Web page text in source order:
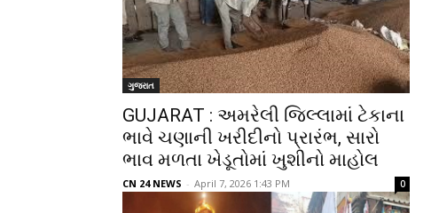
ગુજરાત
GUJARAT : અમરેલી જિલ્લામાં ટેકાના
ભાવે ચણાની ખરીદીનો પ્રારંભ, સારો
ભાવ મળતા ખેડૂતોમાં ખુશીનો માહોલ
CN 24 NEWS - April 7, 2026 1:43 PM 0